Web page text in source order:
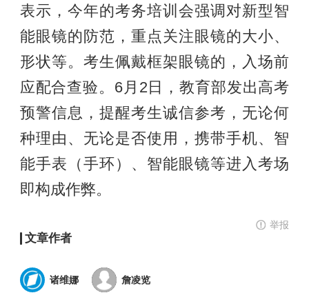
表示，今年的考务培训会强调对新型智
能眼镜的防范，重点关注眼镜的大小、
形状等。考生佩戴框架眼镜的，入场前
应配合查验。6月2日，教育部发出高考
预警信息，提醒考生诚信参考，无论何
种理由、无论是否使用，携带手机、智
能手表（手环）、智能眼镜等进入考场
即构成作弊。
举报
文章作者
诸维娜 詹凌览